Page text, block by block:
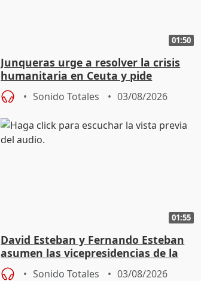
01:50
Junqueras urge a resolver la crisis
humanitaria en Ceuta y pide
responsabilidad a la UE
Sonido Totales 03/08/2026
01:55
David Esteban y Fernando Esteban
asumen las vicepresidencias de la
Diputación de Valladolid
Sonido Totales 03/08/2026